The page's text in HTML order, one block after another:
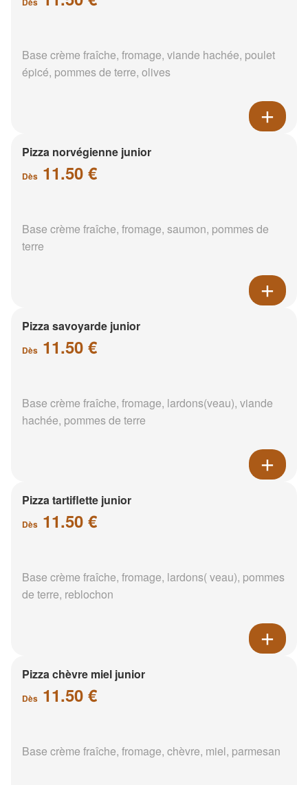
Base crème fraîche, fromage, viande hachée, poulet
épicé, pommes de terre, olives
Pizza norvégienne junior
Dès 11.50 €
Base crème fraîche, fromage, saumon, pommes de
terre
Pizza savoyarde junior
Dès 11.50 €
Base crème fraîche, fromage, lardons(veau), viande
hachée, pommes de terre
Pizza tartiflette junior
Dès 11.50 €
Base crème fraîche, fromage, lardons( veau), pommes
de terre, reblochon
Pizza chèvre miel junior
Dès 11.50 €
Base crème fraîche, fromage, chèvre, miel, parmesan